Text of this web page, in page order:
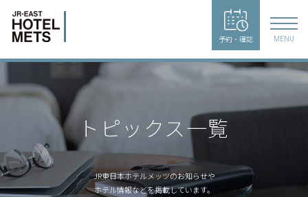
予約・確認 MENU
トピックス一覧
JR東日本ホテルメッツのお知らせや
ホテル情報などを掲載しています。